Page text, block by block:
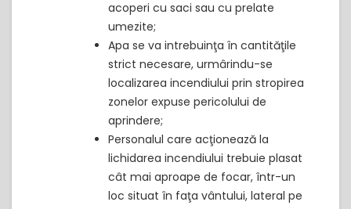
acoperi cu saci sau cu prelate
umezite;
Apa se va intrebuinţa în cantităţile
strict necesare, urmârindu-se
localizarea incendiului prin stropirea
zonelor expuse pericolului de
aprindere;
Personalul care acţionează la
lichidarea incendiului trebuie plasat
cât mai aproape de focar, într-un
loc situat în faţa vântului, lateral pe